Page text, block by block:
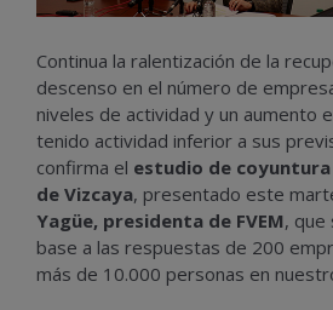
Continua la ralentización de la
descenso en el número de
niveles de actividad y un aumento
tenido actividad inferior a sus
confirma el estudio de
de Vizcaya, presentado este
Yagüe, presidenta de FVEM, que
base a las respuestas de 200
más de 10.000 personas en